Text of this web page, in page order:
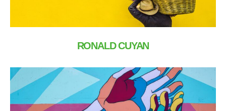
RONALD CUYAN